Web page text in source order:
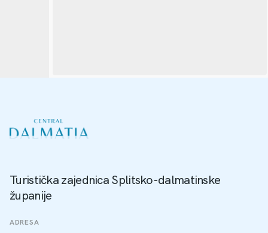
Turistička zajednica Splitsko-dalmatinske
županije
ADRESA